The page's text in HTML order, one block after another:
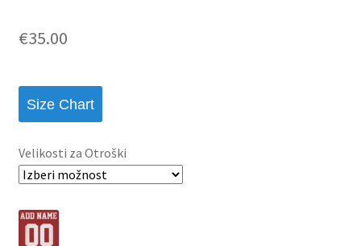
€35.00
Size Chart
Velikosti za Otroški